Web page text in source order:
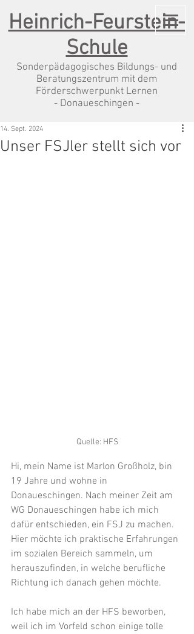
Heinrich-Feurstein-
Schule
Sonderpädagogisches Bildungs- und
Beratungszentrum mit dem
Förderschwerpunkt Lernen
- Donaueschingen -
Unser FSJler stellt sich vor
14. Sept. 2024
Quelle: HFS
Hi, mein Name ist Marlon Großholz, bin
19 Jahre und wohne in
Donaueschingen. Nach meiner Zeit am
WG Donaueschingen habe ich mich
dafür entschieden, ein FSJ zu machen.
Hier möchte ich praktische Erfahrungen
im sozialen Bereich sammeln, um
herauszufinden, in welche berufliche
Richtung ich danach gehen möchte.
Ich habe mich an der HFS beworben,
weil ich im Vorfeld schon einige tolle